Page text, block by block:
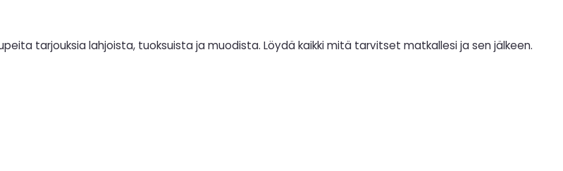
tarjouksia lahjoista, tuoksuista ja muodista. Löydä kaikki mitä tarvitset matkallesi ja sen jälkeen.